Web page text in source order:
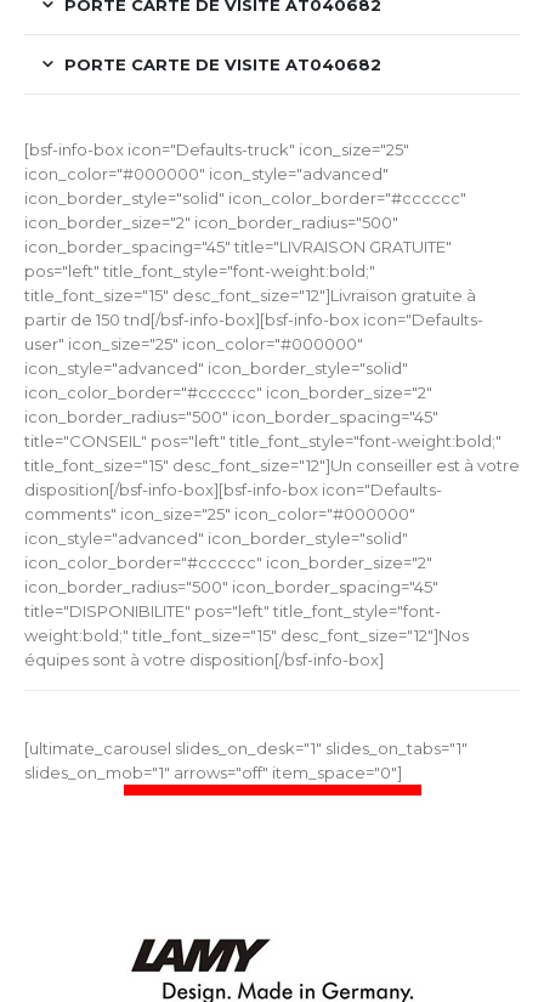
PORTE CARTE DE VISITE AT040682
PORTE CARTE DE VISITE AT040682
[bsf-info-box icon="Defaults-truck" icon_size="25"
icon_color="#000000" icon_style="advanced"
icon_border_style="solid" icon_color_border="#cccccc"
icon_border_size="2" icon_border_radius="500"
icon_border_spacing="45" title="LIVRAISON GRATUITE"
pos="left" title_font_style="font-weight:bold;"
title_font_size="15" desc_font_size="12"]Livraison gratuite à
partir de 150 tnd[/bsf-info-box][bsf-info-box icon="Defaults-
user" icon_size="25" icon_color="#000000"
icon_style="advanced" icon_border_style="solid"
icon_color_border="#cccccc" icon_border_size="2"
icon_border_radius="500" icon_border_spacing="45"
title="CONSEIL" pos="left" title_font_style="font-weight:bold;"
title_font_size="15" desc_font_size="12"]Un conseiller est à votre
disposition[/bsf-info-box][bsf-info-box icon="Defaults-
comments" icon_size="25" icon_color="#000000"
icon_style="advanced" icon_border_style="solid"
icon_color_border="#cccccc" icon_border_size="2"
icon_border_radius="500" icon_border_spacing="45"
title="DISPONIBILITE" pos="left" title_font_style="font-
weight:bold;" title_font_size="15" desc_font_size="12"]Nos
équipes sont à votre disposition[/bsf-info-box]
[ultimate_carousel slides_on_desk="1" slides_on_tabs="1"
slides_on_mob="1" arrows="off" item_space="0"]